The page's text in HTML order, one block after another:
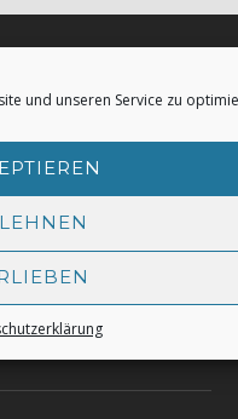
und unseren Service zu
Fa. Krone in Spelle
Foto